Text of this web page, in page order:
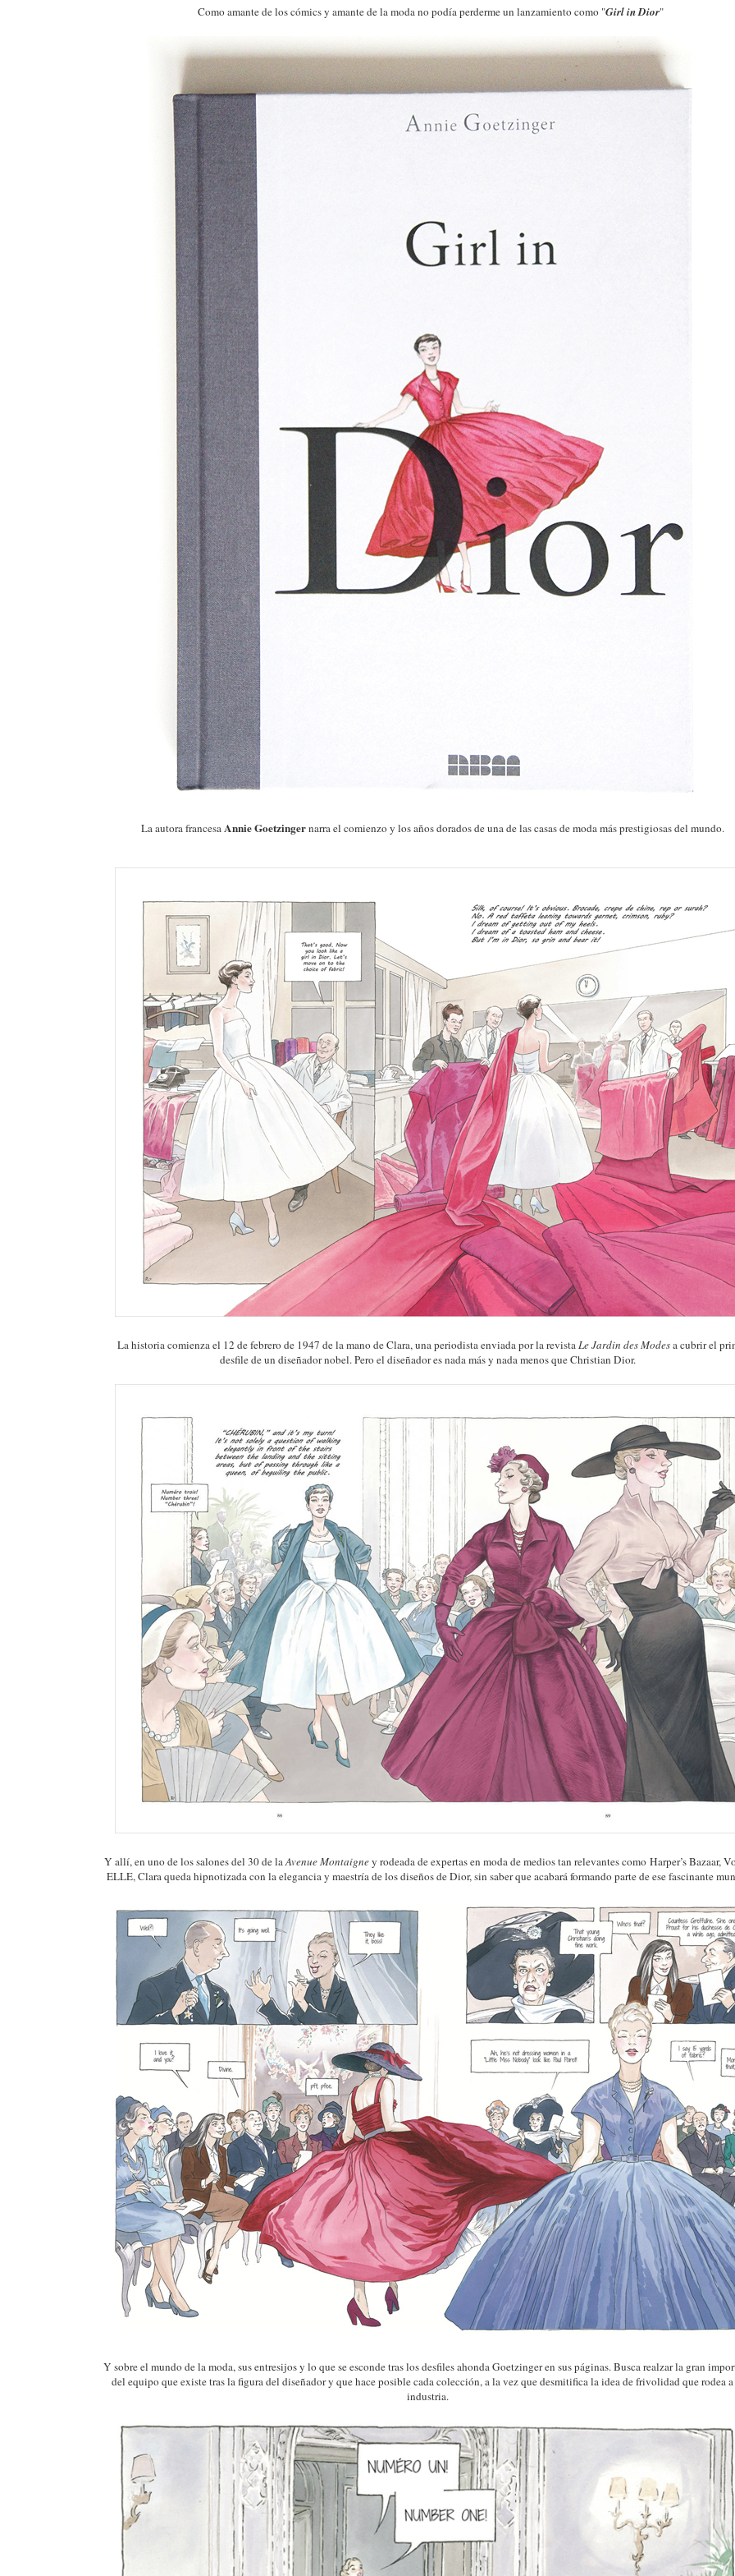
Como amante de los cómics y amante de la moda no podía perderme un lanzamiento como "Girl in Dior"
La autora francesaAnnie Goetzingernarra el comienzo y los años dorados de una de las casas de moda más prestigiosas del mundo.
La historia comienza el 12 de febrero de 1947 de la mano de Clara, una periodista enviada por la revistaLe Jardin des Modesa cubrir el
desfile de un diseñador nobel. Pero el diseñador es nada más y nada menos que Christian Dior.
Y allí, en uno de los salones del 30 de laAvenue Montaigney rodeada de expertas en moda de medios tan relevantes como Harper’s Bazaar,
ELLE, Clara queda hipnotizada con la elegancia y maestría de los diseños de Dior, sin saber que acabará formando parte de ese fascinante
Y sobre el mundo de la moda, sus entresijos y lo que se esconde tras los desfiles ahonda Goetzinger en sus páginas. Busca realzar la gran
del equipo que existe tras la figura del diseñador y que hace posible cada colección, a la vez que desmitifica la idea de frivolidad que rodea a
industria.